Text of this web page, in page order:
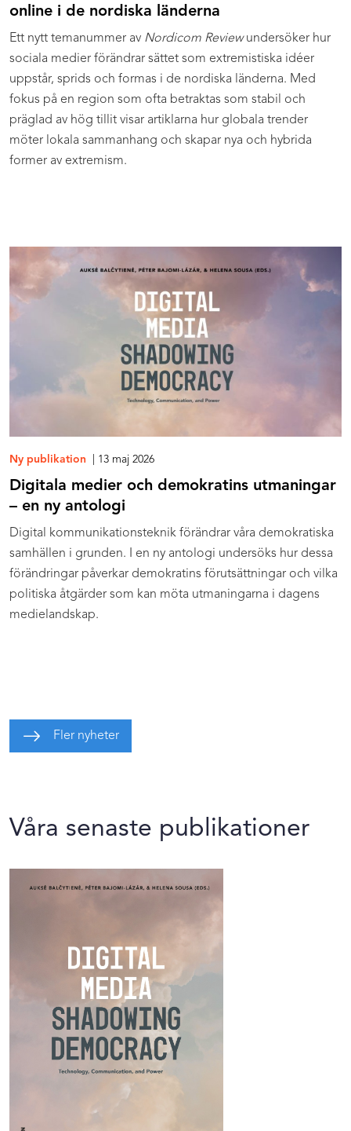
online i de nordiska länderna
Ett nytt temanummer av Nordicom Reviewundersöker hur
sociala medier förändrar sättet som extremistiska idéer
uppstår, sprids och formas i de nordiska länderna. Med
fokus på en region som ofta betraktas som stabil och
präglad av hög tillit visar artiklarna hur globala trender
möter lokala sammanhang och skapar nya och hybrida
former av extremism.
Ny publikation | 13 maj 2026
Digitala medier och demokratins utmaningar
– en ny antologi
Digital kommunikationsteknik förändrar våra demokratiska
samhällen i grunden. I en ny antologi undersöks hur dessa
förändringar påverkar demokratins förutsättningar och vilka
politiska åtgärder som kan möta utmaningarna i dagens
medielandskap.
Fler nyheter
Våra senaste publikationer